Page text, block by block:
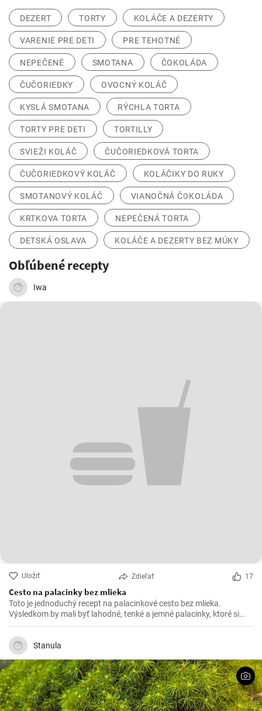
DEZERT TORTY KOLÁČE A DEZERTY
VARENIE PRE DETI PRE TEHOTNÉ
NEPEČENÉ SMOTANA ČOKOLÁDA
ČUČORIEDKY OVOCNÝ KOLÁČ
KYSLÁ SMOTANA RÝCHLA TORTA
TORTY PRE DETI TORTILLY
SVIEŽI KOLÁČ ČUČORIEDKOVÁ TORTA
ČUČORIEDKOVÝ KOLÁČ KOLÁČIKY DO RUKY
SMOTANOVÝ KOLÁČ VIANOČNÁ ČOKOLÁDA
KRTKOVA TORTA NEPEČENÁ TORTA
DETSKÁ OSLAVA KOLÁČE A DEZERTY BEZ MÚKY
Obľúbené recepty
Iwa
Uložiť Zdieľať 17
Cesto na palacinky bez mlieka
Toto je jednoduchý recept na palacinkové cesto bez mlieka.
Výsledkom by mali byť lahodné, tenké a jemné palacinky, ktoré si
pripravíte bez použitia mlieka.
Stanula